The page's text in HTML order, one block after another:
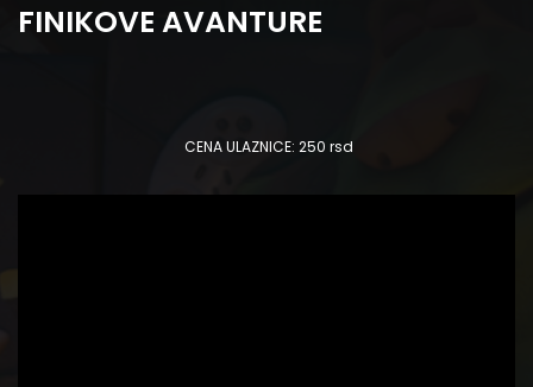
FINIKOVE AVANTURE
CENA ULAZNICE: 250 rsd